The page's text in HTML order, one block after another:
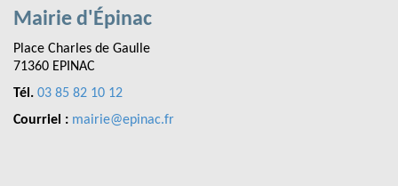
Mairie d'Épinac
Place Charles de Gaulle
71360 EPINAC
Tél. 03 85 82 10 12
Courriel : mairie@epinac.fr